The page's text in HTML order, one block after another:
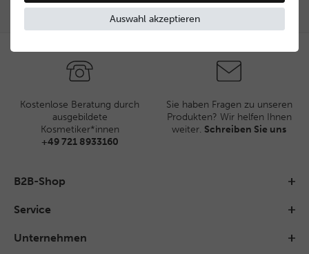
Kostenlose Beratung durch
ausgebildete
Kosmetiker*innen
+49 721 8933160
Sie haben Fragen zu unseren
Produkten? Wir helfen Ihnen
weiter. Schreiben Sie uns
B2B-Shop
Service
Unternehmen
Auswahl akzeptieren